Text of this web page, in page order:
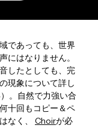
であっても、世界
にはなりません。
したとしても、完
現象について詳し
。自然で力強い合
十回もコピー＆ペ
なく、 Choirが必